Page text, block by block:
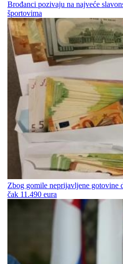
Brođanci pozivaju na najveće
športovima
Zbog gomile neprijavljene gotovine
čak 11.490 eura